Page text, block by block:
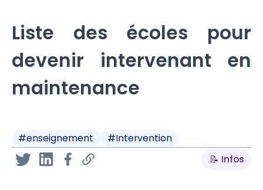
Liste des écoles pour
devenir intervenant en
maintenance
#enseignement #Intervention
📝 Infos